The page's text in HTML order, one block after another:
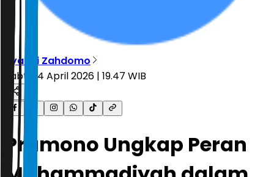
Ryandi Zahdomo
Sabtu, 4 April 2026 | 19.47 WIB
Pramono Ungkap Peran